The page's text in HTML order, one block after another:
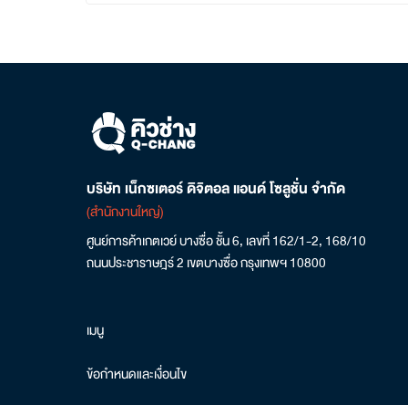
บริษัท เน็กซเตอร์ ดิจิตอล แอนด์ โซลูชั่น จำกัด
(สำนักงานใหญ่)
ศูนย์การค้าเกตเวย์ บางซื่อ ชั้น 6, เลขที่ 162/1-2, 168/10
ถนนประชาราษฎร์ 2 เขตบางซื่อ กรุงเทพฯ 10800
เมนู
ข้อกำหนดและเงื่อนไข